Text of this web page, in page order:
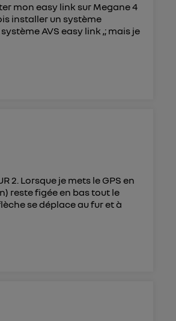
mon easy link sur Megane 4
installer un système
AVS easy link ,; mais je
2. Lorsque je mets le GPS en
reste figée en bas tout le
se déplace au fur et à